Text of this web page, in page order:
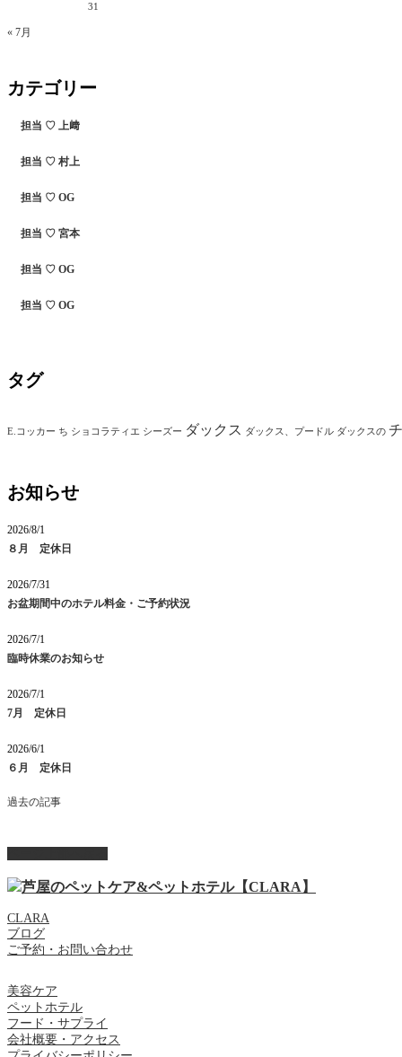
31
« 7月
カテゴリー
担当 ♡ 上﨑
担当 ♡ 村上
担当 ♡ OG
担当 ♡ 宮本
担当 ♡ OG
担当 ♡ OG
タグ
E.コッカー ち ショコラティエ シーズー ダックス ダックス、プードル ダックスの
お知らせ
2026/8/1
８月 定休日
2026/7/31
お盆期間中のホテル料金・ご予約状況
2026/7/1
臨時休業のお知らせ
2026/7/1
7月 定休日
2026/6/1
６月 定休日
過去の記事
CLARA
ブログ
ご予約・お問い合わせ
美容ケア
ペットホテル
フード・サプライ
会社概要・アクセス